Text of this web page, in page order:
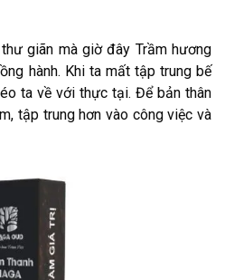
giãn mà giờ đây Trầm hương
hành. Khi ta mất tập trung bế
ta về với thực tại. Để bản thân
tập trung hơn vào công việc và